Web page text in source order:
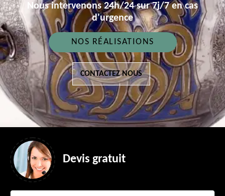
Nous intervenons 24h/24 sur 7j/7 en cas
d'urgence
NOS RÉALISATIONS
CONTACTEZ NOUS
Devis gratuit